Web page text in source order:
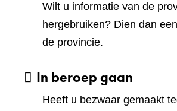
Wilt u informatie van de
hergebruiken? Dien dan
de provincie.
In beroep gaan
Heeft u bezwaar gemaakt